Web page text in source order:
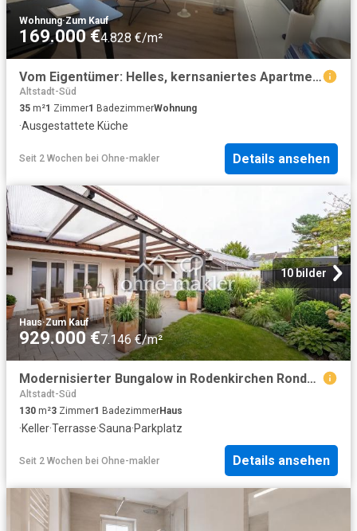
Wohnung·Zum Kauf
169.000 €4.828 €/m²
Vom Eigentümer: Helles, kernsaniertes Apartment in Neuehrenfeld
Altstadt-Süd
35 m²1 Zimmer1 BadezimmerWohnung
·Ausgestattete Küche
Seit 2 Wochen bei Ohne-makler Details ansehen
10 bilder
Haus·Zum Kauf
929.000 €7.146 €/m²
Modernisierter Bungalow in Rodenkirchen Rondorf
Altstadt-Süd
130 m²3 Zimmer1 BadezimmerHaus
·Keller·Terrasse·Sauna·Parkplatz
Seit 2 Wochen bei Ohne-makler Details ansehen